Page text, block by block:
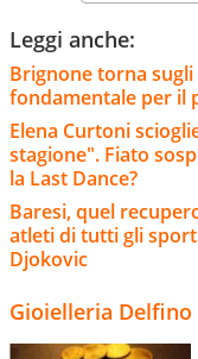
Leggi anche:
Brignone torna sugli
fondamentale per il
Elena Curtoni
stagione". Fiato
la Last Dance?
Baresi, quel
atleti di tutti gli
Djokovic
Gioielleria Delfino